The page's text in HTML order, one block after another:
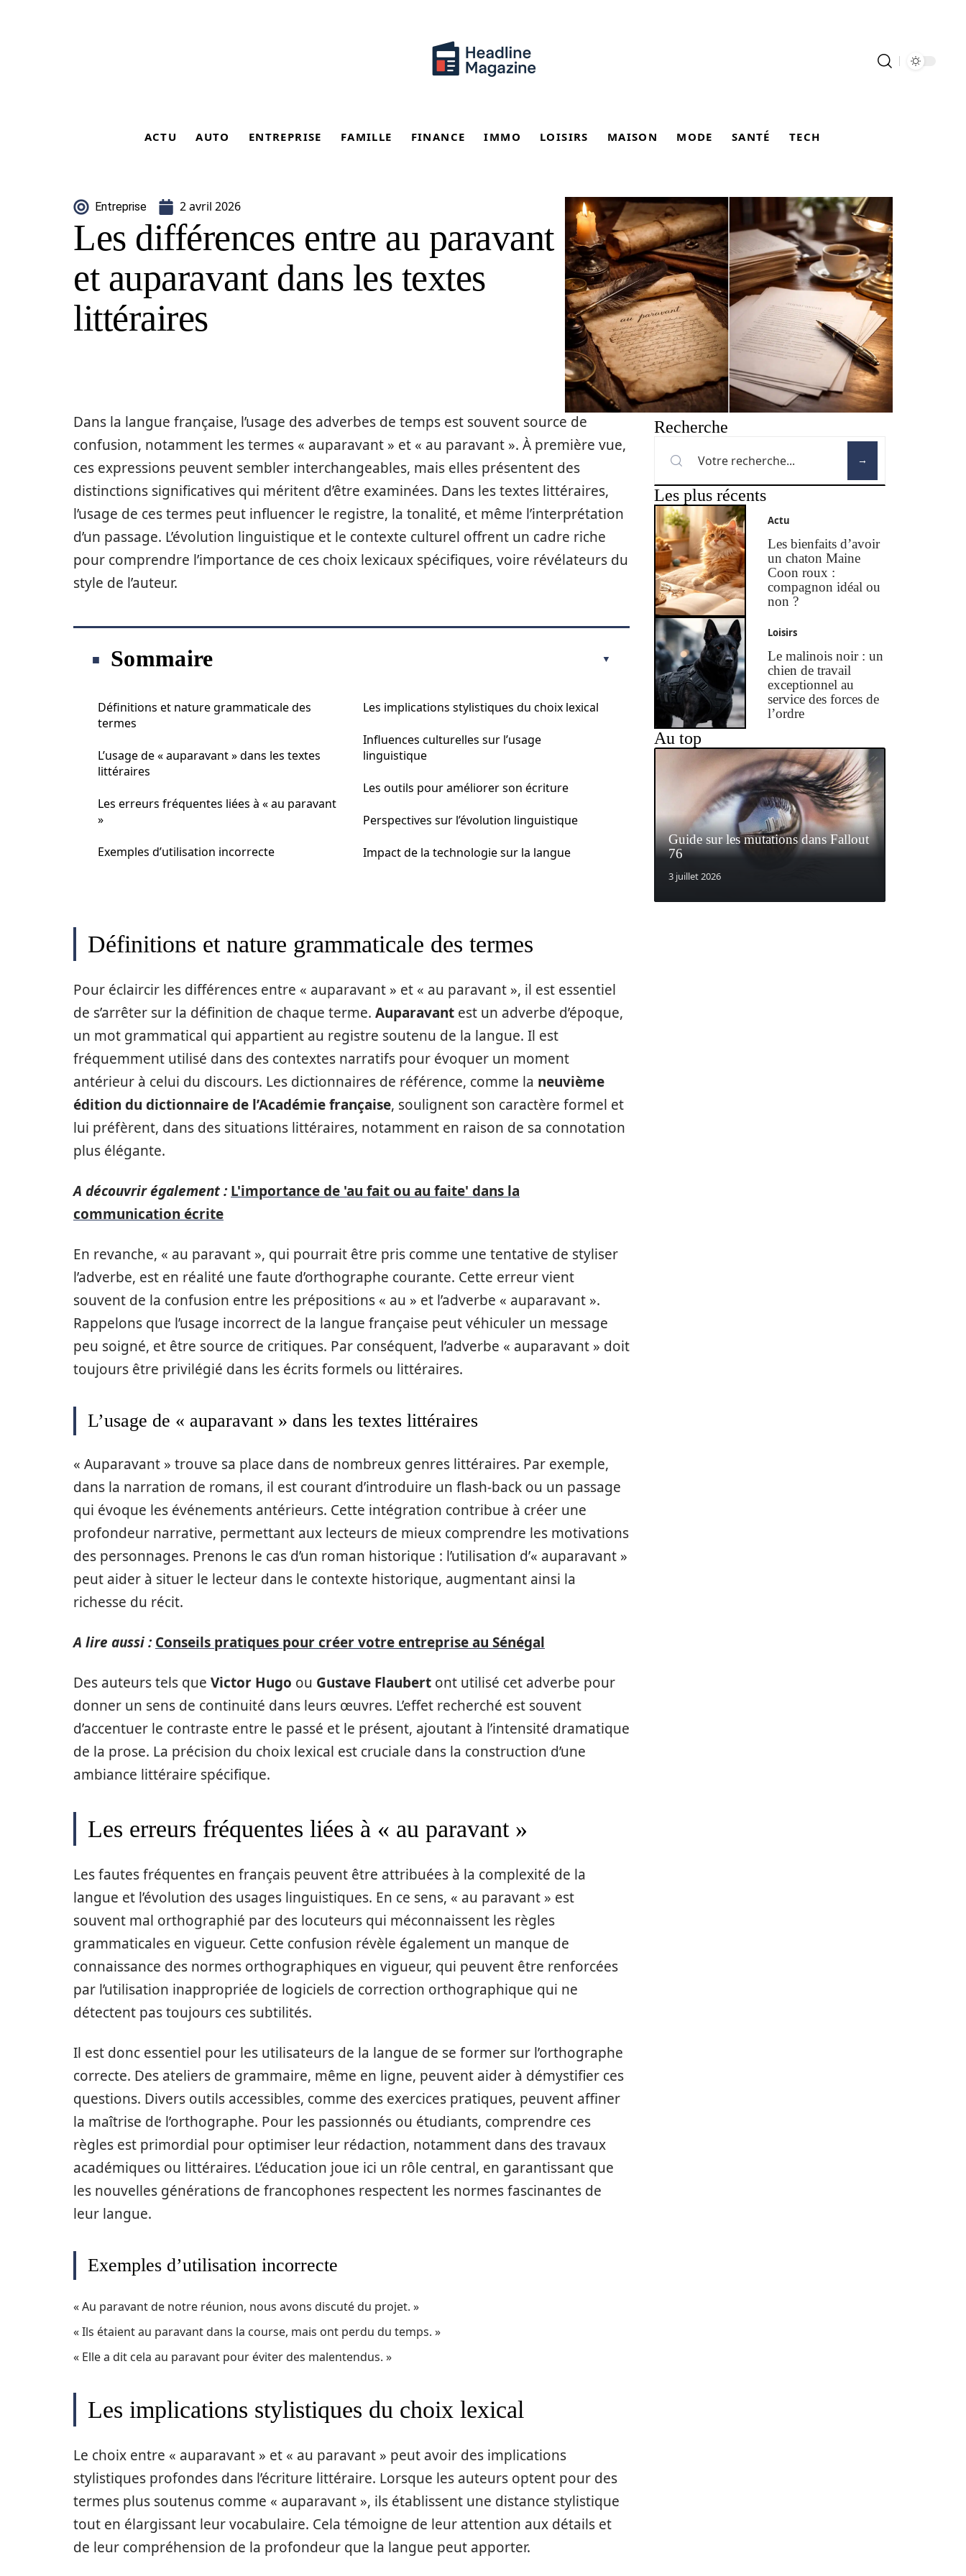
ACTU AUTO ENTREPRISE FAMILLE FINANCE IMMO LOISIRS MAISON MODE SANTÉ TECH
Entreprise 2 avril 2026
Les différences entre au paravant
et auparavant dans les textes
littéraires
Dans la langue française, l’usage des adverbes de temps est souvent source de
confusion, notamment les termes « auparavant » et « au paravant ». À première vue,
ces expressions peuvent sembler interchangeables, mais elles présentent des
distinctions significatives qui méritent d’être examinées. Dans les textes littéraires,
l’usage de ces termes peut influencer le registre, la tonalité, et même l’interprétation
d’un passage. L’évolution linguistique et le contexte culturel offrent un cadre riche
pour comprendre l’importance de ces choix lexicaux spécifiques, voire révélateurs du
style de l’auteur.
Sommaire
Définitions et nature grammaticale des
termes
L’usage de « auparavant » dans les textes
littéraires
Les erreurs fréquentes liées à « au paravant
»
Exemples d’utilisation incorrecte
Les implications stylistiques du choix lexical
Influences culturelles sur l’usage
linguistique
Les outils pour améliorer son écriture
Perspectives sur l’évolution linguistique
Impact de la technologie sur la langue
Définitions et nature grammaticale des termes
Pour éclaircir les différences entre « auparavant » et « au paravant », il est essentiel
de s’arrêter sur la définition de chaque terme. Auparavant est un adverbe d’époque,
un mot grammatical qui appartient au registre soutenu de la langue. Il est
fréquemment utilisé dans des contextes narratifs pour évoquer un moment
antérieur à celui du discours. Les dictionnaires de référence, comme la neuvième
édition du dictionnaire de l’Académie française, soulignent son caractère formel et
lui préfèrent, dans des situations littéraires, notamment en raison de sa connotation
plus élégante.
A découvrir également : L'importance de 'au fait ou au faite' dans la
communication écrite
En revanche, « au paravant », qui pourrait être pris comme une tentative de styliser
l’adverbe, est en réalité une faute d’orthographe courante. Cette erreur vient
souvent de la confusion entre les prépositions « au » et l’adverbe « auparavant ».
Rappelons que l’usage incorrect de la langue française peut véhiculer un message
peu soigné, et être source de critiques. Par conséquent, l’adverbe « auparavant » doit
toujours être privilégié dans les écrits formels ou littéraires.
L’usage de « auparavant » dans les textes littéraires
« Auparavant » trouve sa place dans de nombreux genres littéraires. Par exemple,
dans la narration de romans, il est courant d’introduire un flash-back ou un passage
qui évoque les événements antérieurs. Cette intégration contribue à créer une
profondeur narrative, permettant aux lecteurs de mieux comprendre les motivations
des personnages. Prenons le cas d’un roman historique : l’utilisation d’« auparavant »
peut aider à situer le lecteur dans le contexte historique, augmentant ainsi la
richesse du récit.
A lire aussi : Conseils pratiques pour créer votre entreprise au Sénégal
Des auteurs tels que Victor Hugo ou Gustave Flaubert ont utilisé cet adverbe pour
donner un sens de continuité dans leurs œuvres. L’effet recherché est souvent
d’accentuer le contraste entre le passé et le présent, ajoutant à l’intensité dramatique
de la prose. La précision du choix lexical est cruciale dans la construction d’une
ambiance littéraire spécifique.
Les erreurs fréquentes liées à « au paravant »
Les fautes fréquentes en français peuvent être attribuées à la complexité de la
langue et l’évolution des usages linguistiques. En ce sens, « au paravant » est
souvent mal orthographié par des locuteurs qui méconnaissent les règles
grammaticales en vigueur. Cette confusion révèle également un manque de
connaissance des normes orthographiques en vigueur, qui peuvent être renforcées
par l’utilisation inappropriée de logiciels de correction orthographique qui ne
détectent pas toujours ces subtilités.
Il est donc essentiel pour les utilisateurs de la langue de se former sur l’orthographe
correcte. Des ateliers de grammaire, même en ligne, peuvent aider à démystifier ces
questions. Divers outils accessibles, comme des exercices pratiques, peuvent affiner
la maîtrise de l’orthographe. Pour les passionnés ou étudiants, comprendre ces
règles est primordial pour optimiser leur rédaction, notamment dans des travaux
académiques ou littéraires. L’éducation joue ici un rôle central, en garantissant que
les nouvelles générations de francophones respectent les normes fascinantes de
leur langue.
Exemples d’utilisation incorrecte
« Au paravant de notre réunion, nous avons discuté du projet. »
« Ils étaient au paravant dans la course, mais ont perdu du temps. »
« Elle a dit cela au paravant pour éviter des malentendus. »
Les implications stylistiques du choix lexical
Le choix entre « auparavant » et « au paravant » peut avoir des implications
stylistiques profondes dans l’écriture littéraire. Lorsque les auteurs optent pour des
termes plus soutenus comme « auparavant », ils établissent une distance stylistique
tout en élargissant leur vocabulaire. Cela témoigne de leur attention aux détails et
de leur compréhension de la profondeur que la langue peut apporter.
Recherche
Les plus récents
Actu
Les bienfaits d’avoir
un chaton Maine
Coon roux :
compagnon idéal ou
non ?
Loisirs
Le malinois noir : un
chien de travail
exceptionnel au
service des forces de
l’ordre
Au top
Guide sur les mutations dans Fallout
76
3 juillet 2026